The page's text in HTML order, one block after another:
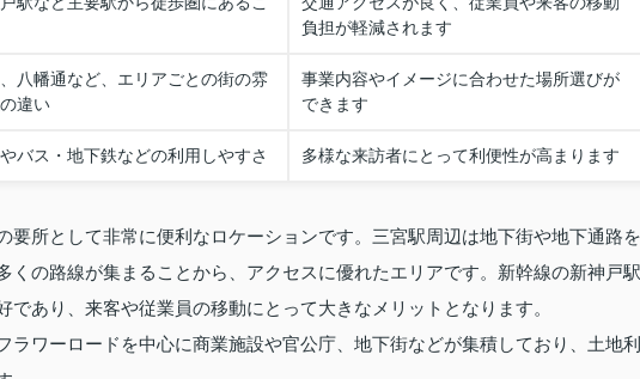
負担が軽減されます
八幡通など、エリアごとの街の雰
違い
事業内容やイメージに合わせた場所選びが
できます
バス・地下鉄などの利用しやすさ 多様な来訪者にとって利便性が高まります
要所として非常に便利なロケーションです。三宮駅周辺は地下街や地下通路を
くの路線が集まることから、アクセスに優れたエリアです。新幹線の新神戸駅
あり、来客や従業員の移動にとって大きなメリットとなります。
ラワーロードを中心に商業施設や官公庁、地下街などが集積しており、土地利